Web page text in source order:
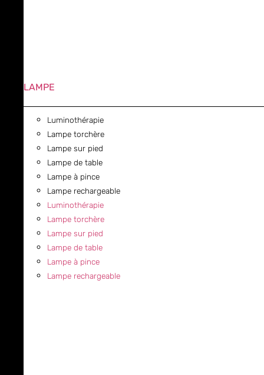
LAMPE
Luminothérapie
Lampe torchère
Lampe sur pied
Lampe de table
Lampe à pince
Lampe rechargeable
Luminothérapie
Lampe torchère
Lampe sur pied
Lampe de table
Lampe à pince
Lampe rechargeable